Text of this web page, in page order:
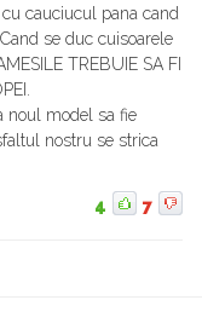
cauciucul pana cand
se duc cuisoarele
TREBUIE SA FI
noul model sa fie
nostru se strica
4 7